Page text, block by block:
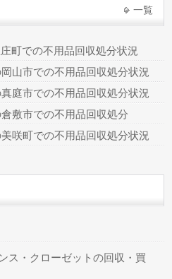
一覧
町での不用品回収処分状況
山市での不用品回収処分状況
庭市での不用品回収処分状況
敷市での不用品回収処分
咲町での不用品回収処分状況
ス・クローゼットの回収・買